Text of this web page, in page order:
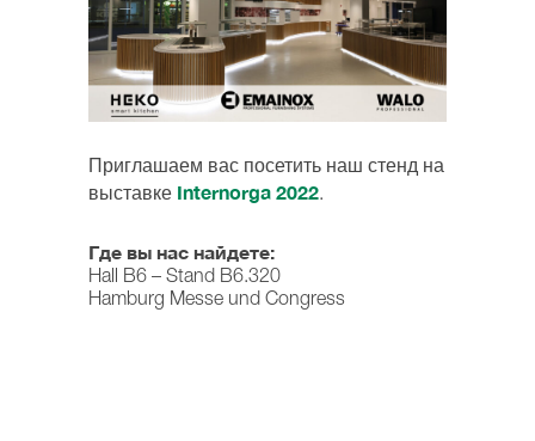
Приглашаем вас посетить наш стенд на
выставке Internorga 2022.
Где вы нас найдете:
Hall B6 – Stand B6.320
Hamburg Messe und Congress